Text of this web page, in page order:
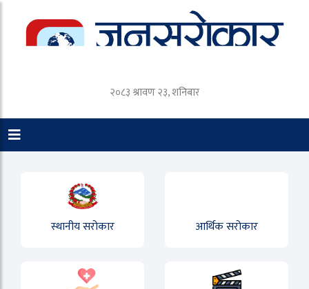
२०८३ श्रावण २३, शनिबार
स्थानीय सरोकार आर्थिक सरोकार